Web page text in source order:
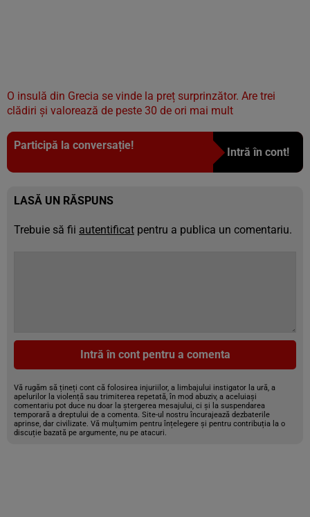
O insulă din Grecia se vinde la preț surprinzător. Are trei
clădiri și valorează de peste 30 de ori mai mult
Participă la conversație!
Intră în cont!
LASĂ UN RĂSPUNS
Trebuie să fii autentificat pentru a publica un comentariu.
Intră în cont pentru a comenta
Vă rugăm să țineți cont că folosirea injuriilor, a limbajului instigator la ură, a
apelurilor la violență sau trimiterea repetată, în mod abuziv, a aceluiași
comentariu pot duce nu doar la ștergerea mesajului, ci și la suspendarea
temporară a dreptului de a comenta. Site-ul nostru încurajează dezbaterile
aprinse, dar civilizate. Vă mulțumim pentru înțelegere și pentru contribuția la o
discuție bazată pe argumente, nu pe atacuri.